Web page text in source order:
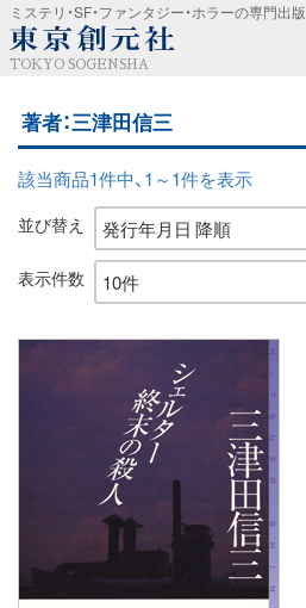
ミステリ・SF・ファンタジー・ホラーの専門出版
TOKYO SOGENSHA
著者：三津田信三
該当商品1件中、1～1件を表示
並び替え
表示件数